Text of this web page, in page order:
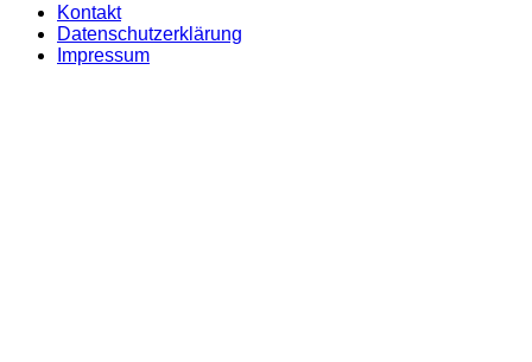
Kontakt
Datenschutzerklärung
Impressum